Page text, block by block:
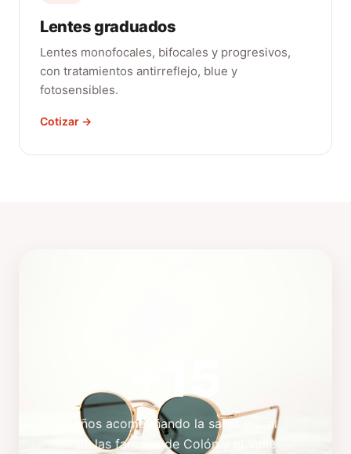
Lentes graduados
Lentes monofocales, bifocales y progresivos,
con tratamientos antirreflejo, blue y
fotosensibles.
Cotizar →
+15
años acompañando la salud visual
de las familias de Colón y el Valle